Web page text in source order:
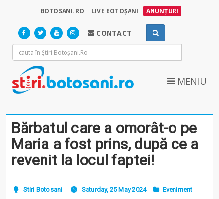
BOTOSANI.RO LIVE BOTOȘANI ANUNȚURI
CONTACT
MENIU
Bărbatul care a omorât-o pe
Maria a fost prins, după ce a
revenit la locul faptei!
Stiri Botosani Saturday, 25 May 2024 Eveniment